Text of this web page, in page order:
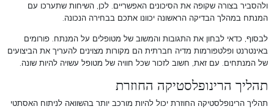
ולהסביר בצורה שקופה את הסיכונים האפשריים. לכן, השיחות שתערכו עם
המנתח במהלך הבדיקה הראשונה יכוונו אתכם בבחירה הנכונה.
לבסוף, כדאי לבחון את התגובות והמשוב של מטופלים על המנתח. פורומים
באינטרנט ופלטפורמות מדיה חברתית הם מקורות מצוינים להעריך את הביצועים
של המנתחים. עם זאת, חשוב לזכור שכל חוויה של מטופל עשויה להיות שונה.
תהליך הרינופלסטיקה החוזרת
תהליך הרינופלסטיקה החוזרת יכול להיות מורכב יותר בהשוואה לניתוח האסתטי